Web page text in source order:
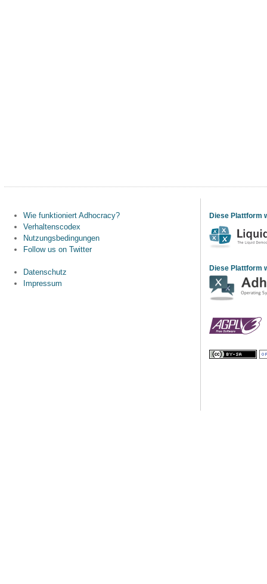
Wie funktioniert Adhocracy?
Verhaltenscodex
Nutzungsbedingungen
Follow us on Twitter
Datenschutz
Impressum
Diese Plattform
Diese Plattform